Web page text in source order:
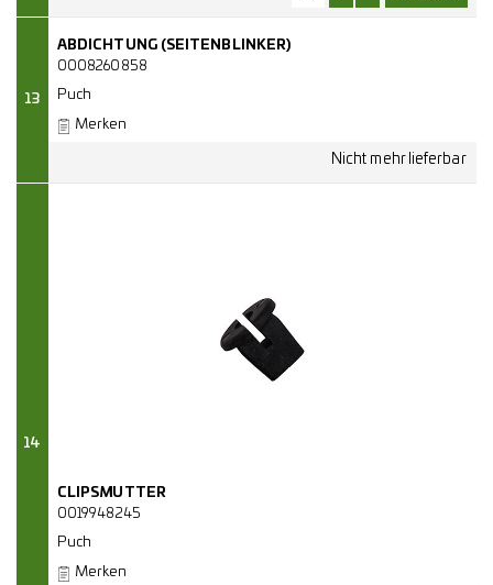
13
ABDICHTUNG (SEITENBLINKER)
0008260858
Puch
Merken
14
CLIPSMUTTER
0019948245
Puch
Merken